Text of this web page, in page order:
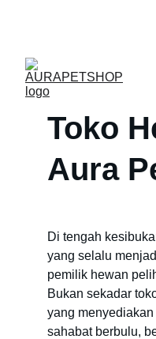
Toko
Aura
Di tengah
yang selalu
pemilik hewan
Bukan sekadar
yang
sahabat berbulu,